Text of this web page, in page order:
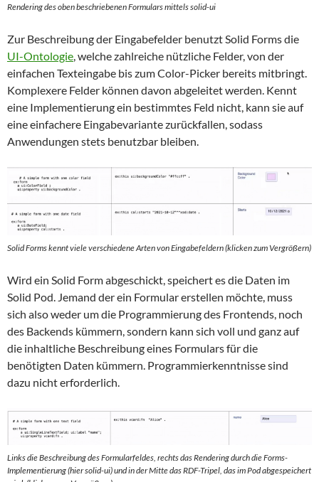
Rendering des oben beschriebenen Formulars mittels solid-ui
Zur Beschreibung der Eingabefelder benutzt Solid Forms die
UI-Ontologie, welche zahlreiche nützliche Felder, von der
einfachen Texteingabe bis zum Color-Picker bereits mitbringt.
Komplexere Felder können davon abgeleitet werden. Kennt
eine Implementierung ein bestimmtes Feld nicht, kann sie auf
eine einfachere Eingabevariante zurückfallen, sodass
Anwendungen stets benutzbar bleiben.
Solid Forms kennt viele verschiedene Arten von Eingabefeldern (klicken zum Vergrößern)
Wird ein Solid Form abgeschickt, speichert es die Daten im
Solid Pod. Jemand der ein Formular erstellen möchte, muss
sich also weder um die Programmierung des Frontends, noch
des Backends kümmern, sondern kann sich voll und ganz auf
die inhaltliche Beschreibung eines Formulars für die
benötigten Daten kümmern. Programmierkenntnisse sind
dazu nicht erforderlich.
Links die Beschreibung des Formularfeldes, rechts das Rendering durch die Forms-
Implementierung (hier solid-ui) und in der Mitte das RDF-Tripel, das im Pod abgespeichert